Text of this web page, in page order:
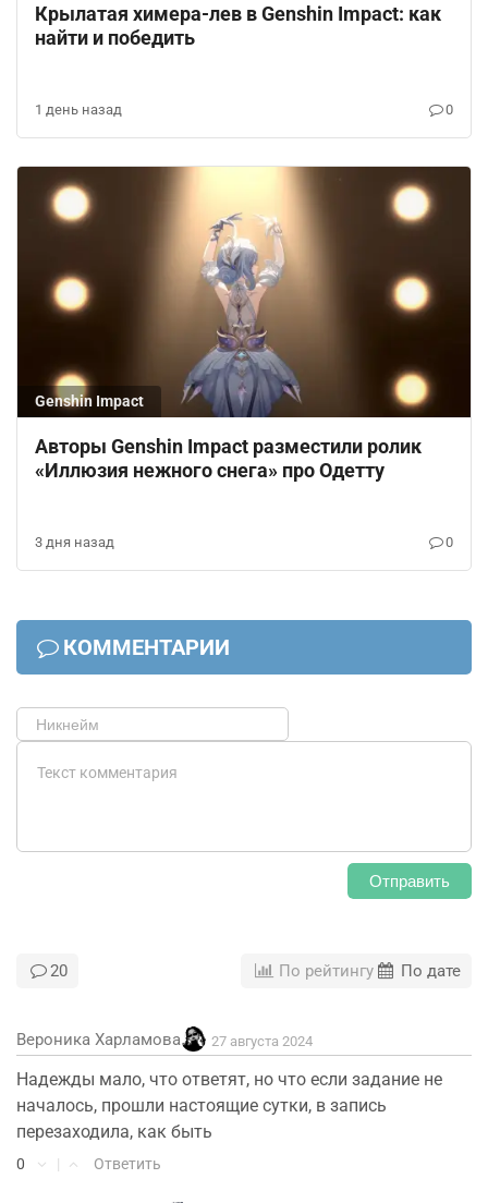
Крылатая химера-лев в Genshin Impact: как
найти и победить
1 день назад 0
Genshin Impact
Авторы Genshin Impact разместили ролик
«Иллюзия нежного снега» про Одетту
3 дня назад 0
КОММЕНТАРИИ
Отправить
20 По рейтингу По дате
Вероника Харламова 27 августа 2024
Надежды мало, что ответят, но что если задание не
началось, прошли настоящие сутки, в запись
перезаходила, как быть
0 | Ответить